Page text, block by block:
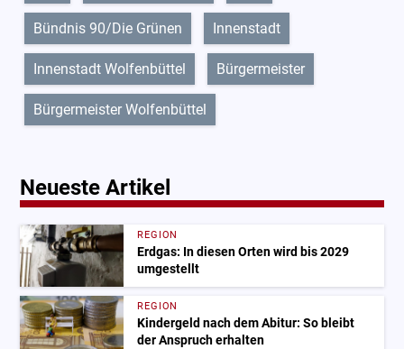
Bündnis 90/Die Grünen Innenstadt
Innenstadt Wolfenbüttel Bürgermeister
Bürgermeister Wolfenbüttel
Neueste Artikel
REGION
Erdgas: In diesen Orten wird bis 2029
umgestellt
REGION
Kindergeld nach dem Abitur: So bleibt
der Anspruch erhalten